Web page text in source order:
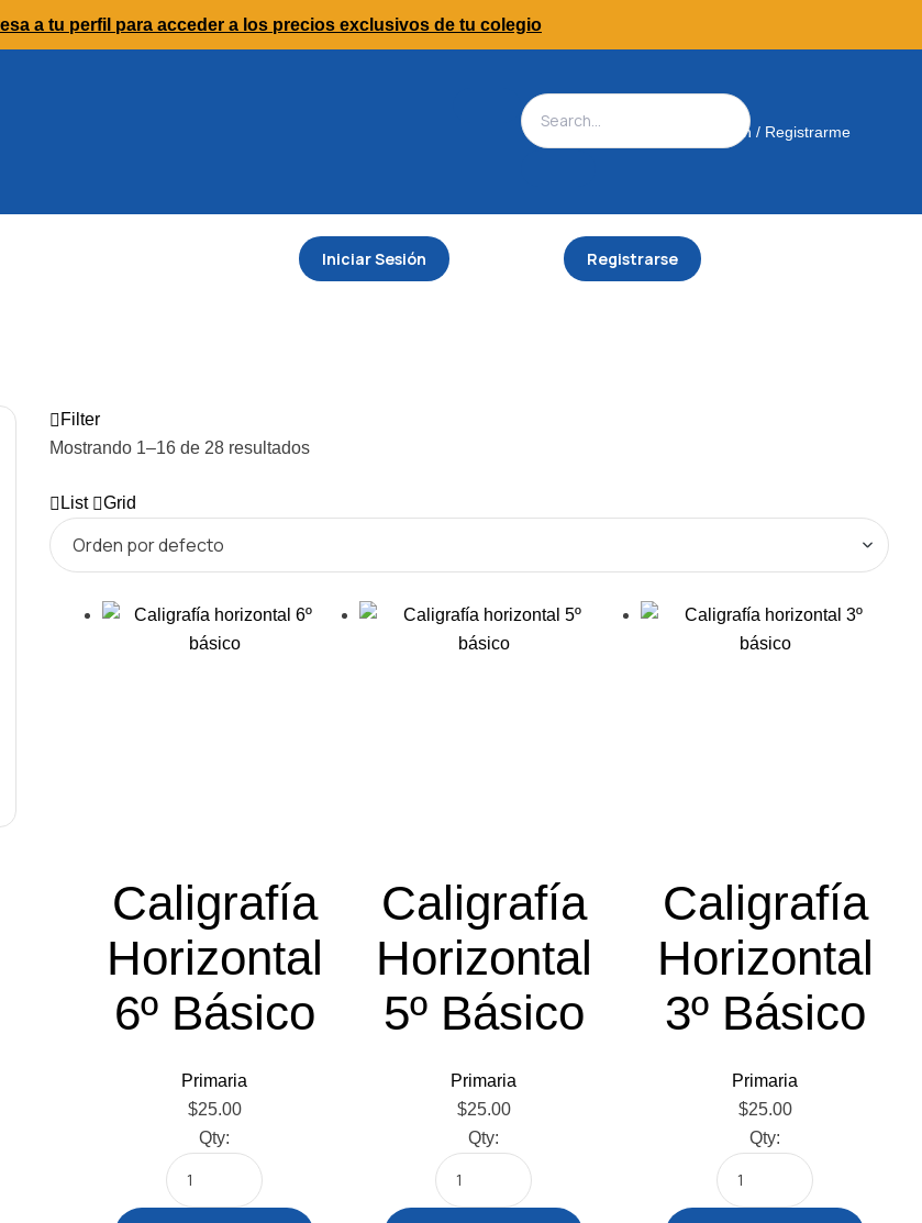
a tu perfil para acceder a los precios exclusivos de tu colegio
Iniciar Sesión / Registrarme
Iniciar Sesión Registrarse
Filter
Mostrando 1–16 de 28 resultados
List Grid
Caligrafía
Horizontal
6º Básico
Primaria
$25.00
Qty:
Caligrafía
Horizontal
5º Básico
Primaria
$25.00
Qty:
Caligrafía
Horizontal
3º Básico
Primaria
$25.00
Qty: